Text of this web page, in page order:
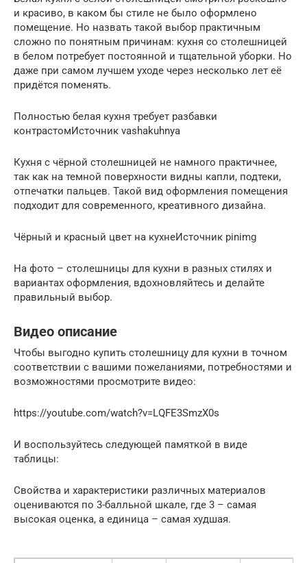
и красиво, в каком бы стиле не было оформлено
помещение. Но назвать такой выбор практичным
сложно по понятным причинам: кухня со столешницей
в белом потребует постоянной и тщательной уборки. Но
даже при самом лучшем уходе через несколько лет её
придётся поменять.
Полностью белая кухня требует разбавки
контрастомИсточник vashakuhnya
Кухня с чёрной столешницей не намного практичнее,
так как на темной поверхности видны капли, подтеки,
отпечатки пальцев. Такой вид оформления помещения
подходит для современного, креативного дизайна.
Чёрный и красный цвет на кухнеИсточник pinimg
На фото – столешницы для кухни в разных стилях и
вариантах оформления, вдохновляйтесь и делайте
правильный выбор.
Видео описание
Чтобы выгодно купить столешницу для кухни в точном
соответствии с вашими пожеланиями, потребностями и
возможностями просмотрите видео:
https://youtube.com/watch?v=LQFE3SmzX0s
И воспользуйтесь следующей памяткой в виде
таблицы:
Свойства и характеристики различных материалов
оцениваются по 3-балльной шкале, где 3 – самая
высокая оценка, а единица – самая худшая.